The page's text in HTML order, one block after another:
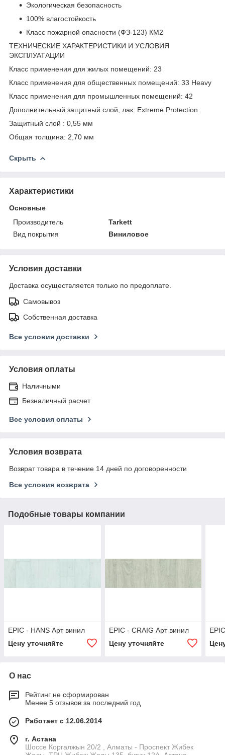
Экологическая безопасность
100% влагостойкость
Класс пожарной опасности (ФЗ-123) КМ2
ТЕХНИЧЕСКИЕ ХАРАКТЕРИСТИКИ И УСЛОВИЯ
ЭКСПЛУАТАЦИИ
Класс применения для жилых помещений: 23
Класс применения для общественных помещений: 33 Heavy
Класс применения для промышленных помещений: 42
Дополнительный защитный слой, лак: Extreme Protection
Защитный слой : 0,55 мм
Общая толщина: 2,70 мм
Скрыть
Характеристики
Основные
Производитель
Tarkett
Вид покрытия
Виниловое
Условия доставки
Доставка осуществляется только по предоплате.
Самовывоз
Собственная доставка
Все условия доставки
Условия оплаты
Наличными
Безналичный расчет
Все условия оплаты
Условия возврата
Возврат товара в течение 14 дней по договоренности
Все условия возврата
Подобные товары компании
EPIC - HANS Арт винил
Цену уточняйте
EPIC - CRAIG Арт винил
Цену уточняйте
О нас
Рейтинг не сформирован
Менее 5 отзывов за последний год
Работает с 12.06.2014
г. Астана
Шоссе Коргалжын 20/2 , Алматы - Проспект Жибек